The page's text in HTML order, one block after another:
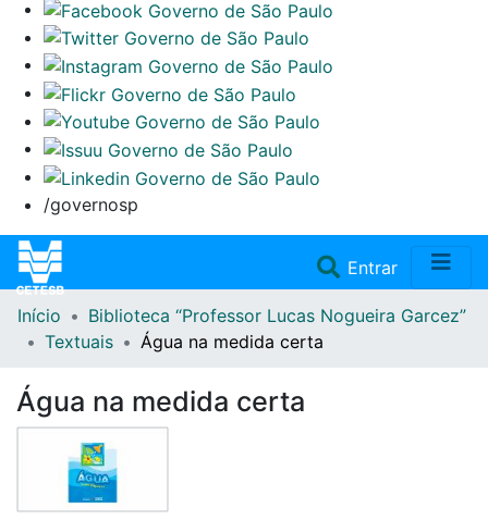
/governosp
Entrar(current)
Home
Repositório
Doações/Aquisições
Início
Biblioteca “Professor Lucas Nogueira Garcez”
Textuais
Água na medida certa
Água na medida certa